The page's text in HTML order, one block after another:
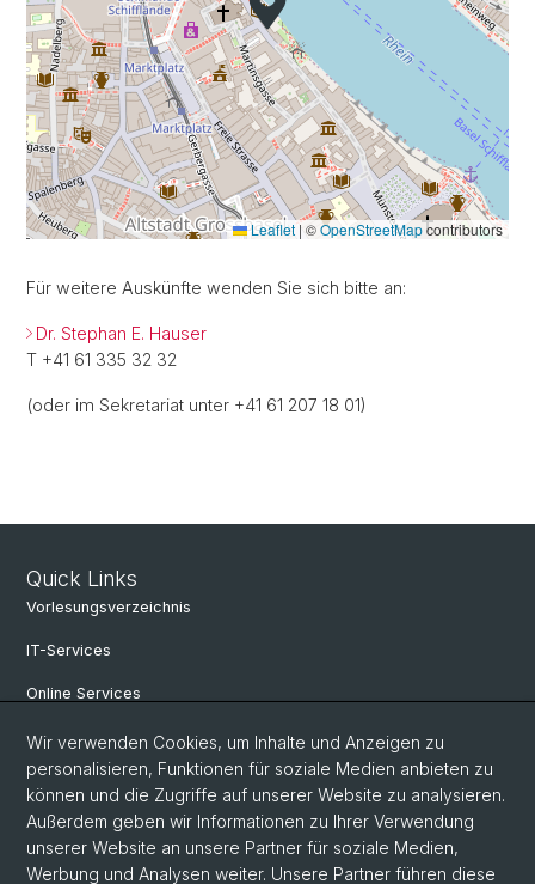
Leaflet |©OpenStreetMapcontributors
Für weitere Auskünfte wenden Sie sich bitte an:
Dr. Stephan E. Hauser
T +41 61 335 32 32
(oder im Sekretariat unter +41 61 207 18 01)
Quick Links
Vorlesungsverzeichnis
IT-Services
Online Services
Personensuche
Veranstaltungen
Stellenangebote
Archiv eikones NFS Bildkritik 2005 - 2017
Wir verwenden Cookies, um Inhalte und Anzeigen zu
personalisieren, Funktionen für soziale Medien anbieten zu
können und die Zugriffe auf unserer Website zu analysieren.
Außerdem geben wir Informationen zu Ihrer Verwendung
unserer Website an unsere Partner für soziale Medien,
Werbung und Analysen weiter. Unsere Partner führen diese